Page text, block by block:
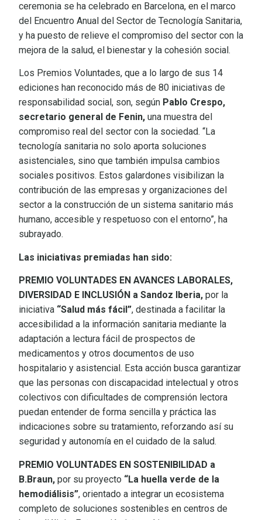
ceremonia se ha celebrado en Barcelona, en el marco
del Encuentro Anual del Sector de Tecnología Sanitaria,
y ha puesto de relieve el compromiso del sector con la
mejora de la salud, el bienestar y la cohesión social.
Los Premios Voluntades, que a lo largo de sus 14
ediciones han reconocido más de 80 iniciativas de
responsabilidad social, son, según Pablo Crespo,
secretario general de Fenin, una muestra del
compromiso real del sector con la sociedad. “La
tecnología sanitaria no solo aporta soluciones
asistenciales, sino que también impulsa cambios
sociales positivos. Estos galardones visibilizan la
contribución de las empresas y organizaciones del
sector a la construcción de un sistema sanitario más
humano, accesible y respetuoso con el entorno”, ha
subrayado.
Las iniciativas premiadas han sido:
PREMIO VOLUNTADES EN AVANCES LABORALES,
DIVERSIDAD E INCLUSIÓN a Sandoz Iberia, por la
iniciativa “Salud más fácil”, destinada a facilitar la
accesibilidad a la información sanitaria mediante la
adaptación a lectura fácil de prospectos de
medicamentos y otros documentos de uso
hospitalario y asistencial. Esta acción busca garantizar
que las personas con discapacidad intelectual y otros
colectivos con dificultades de comprensión lectora
puedan entender de forma sencilla y práctica las
indicaciones sobre su tratamiento, reforzando así su
seguridad y autonomía en el cuidado de la salud.
PREMIO VOLUNTADES EN SOSTENIBILIDAD a
B.Braun, por su proyecto “La huella verde de la
hemodiálisis”, orientado a integrar un ecosistema
completo de soluciones sostenibles en centros de